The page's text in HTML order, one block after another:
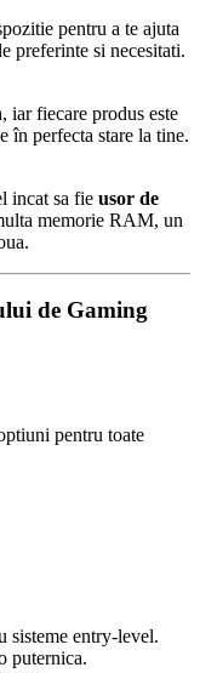
pentru a te ajuta
preferinte si necesitati.
iar fiecare produs este
în perfecta stare la tine.
incat sa fie usor de
memorie RAM, un
de Gaming
pentru toate
sisteme entry-level.
puternica.